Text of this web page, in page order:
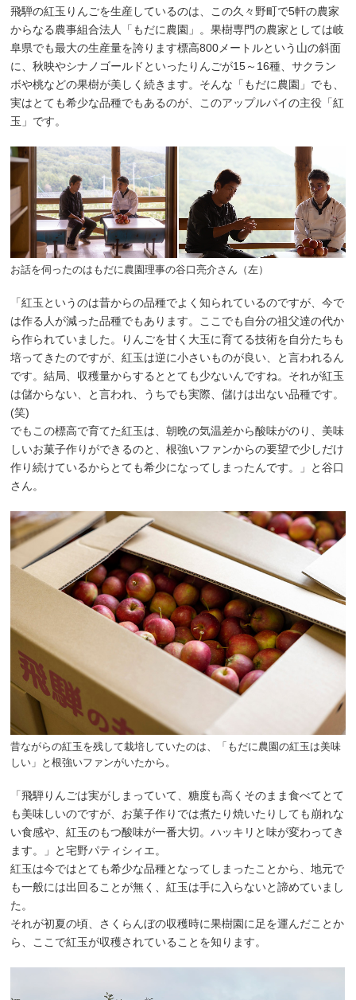
飛騨の紅玉りんごを生産しているのは、この久々野町で5軒の農家
からなる農事組合法人「もだに農園」。果樹専門の農家としては岐
阜県でも最大の生産量を誇ります標高800メートルという山の斜面
に、秋映やシナノゴールドといったりんごが15～16種、サクラン
ボや桃などの果樹が美しく続きます。そんな「もだに農園」でも、
実はとても希少な品種でもあるのが、このアップルパイの主役「紅
玉」です。
お話を伺ったのはもだに農園理事の谷口亮介さん（左）
「紅玉というのは昔からの品種でよく知られているのですが、今で
は作る人が減った品種でもあります。ここでも自分の祖父達の代か
ら作られていました。りんごを甘く大玉に育てる技術を自分たちも
培ってきたのですが、紅玉は逆に小さいものが良い、と言われるん
です。結局、収穫量からするととても少ないんですね。それが紅玉
は儲からない、と言われ、うちでも実際、儲けは出ない品種です。
(笑)
でもこの標高で育てた紅玉は、朝晩の気温差から酸味がのり、美味
しいお菓子作りができるのと、根強いファンからの要望で少しだけ
作り続けているからとても希少になってしまったんです。」と谷口
さん。
昔ながらの紅玉を残して栽培していたのは、「もだに農園の紅玉は美味
しい」と根強いファンがいたから。
「飛騨りんごは実がしまっていて、糖度も高くそのまま食べてとて
も美味しいのですが、お菓子作りでは煮たり焼いたりしても崩れな
い食感や、紅玉のもつ酸味が一番大切。ハッキリと味が変わってき
ます。」と宅野パティシィエ。
紅玉は今ではとても希少な品種となってしまったことから、地元で
も一般には出回ることが無く、紅玉は手に入らないと諦めていまし
た。
それが初夏の頃、さくらんぼの収穫時に果樹園に足を運んだことか
ら、ここで紅玉が収穫されていることを知ります。